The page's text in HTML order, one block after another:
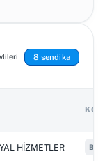
8 sendika
HİZMETLER